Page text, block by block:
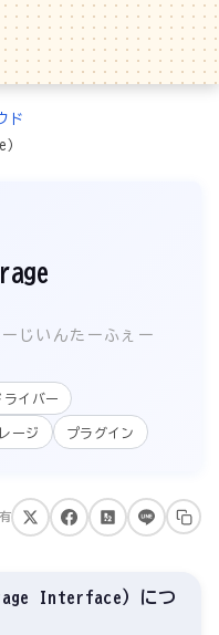
ド
じいんたーふぇー
ライバー
ージ プラグイン
Interface）につ